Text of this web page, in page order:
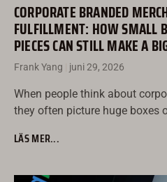
CORPORATE BRANDED
FULFILLMENT: HOW SMALL
PIECES CAN STILL MAKE A
Frank Yang juni 29, 2026
When people think about
they often picture huge boxes
LÄS MER...